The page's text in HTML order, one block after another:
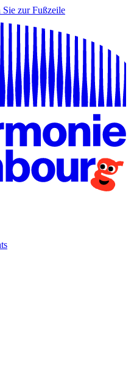
Sie zur Fußzeile